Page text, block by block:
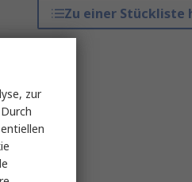
Zu einer Stückliste
zur